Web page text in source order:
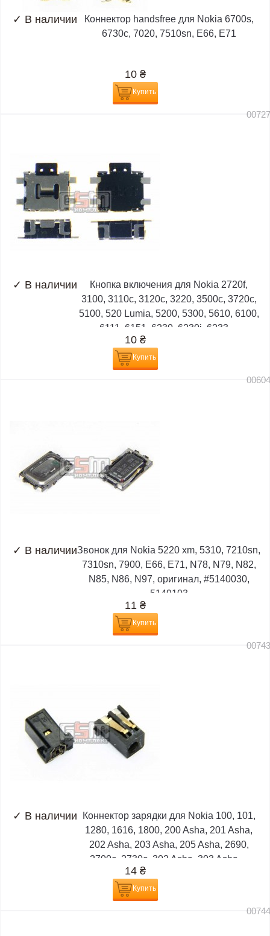
✓ В наличии
Коннектор handsfree для Nokia 6700s,
6730c, 7020, 7510sn, E66, E71
10 ₴
Купить
✓ В наличии
Кнопка включения для Nokia 2720f,
3100, 3110c, 3120c, 3220, 3500c, 3720c,
5100, 520 Lumia, 5200, 5300, 5610, 6100,
6111, 6151, 6230, 6230i, 6233,...
10 ₴
Купить
✓ В наличииЗвонок для Nokia 5220 xm, 5310, 7210sn,
7310sn, 7900, E66, E71, N78, N79, N82,
N85, N86, N97, оригинал, #5140030,
5149103
11 ₴
Купить
✓ В наличии
Коннектор зарядки для Nokia 100, 101,
1280, 1616, 1800, 200 Asha, 201 Asha,
202 Asha, 203 Asha, 205 Asha, 2690,
2700c, 2730c, 302 Asha, 303 Asha,...
14 ₴
Купить